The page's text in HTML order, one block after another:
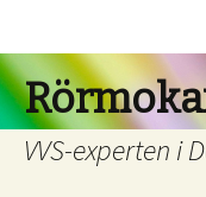
RÖRSERVICE
JOUR
VVS-experten i